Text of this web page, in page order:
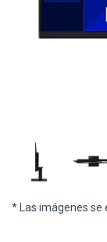
* Las imágenes se